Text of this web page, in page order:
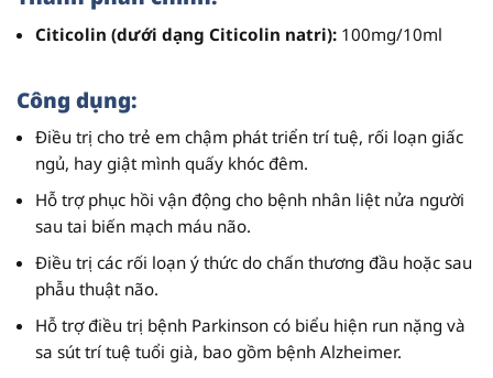
Citicolin (dưới dạng Citicolin natri): 100mg/10ml
Công dụng:
Điều trị cho trẻ em chậm phát triển trí tuệ, rối loạn giấc
ngủ, hay giật mình quấy khóc đêm.
Hỗ trợ phục hồi vận động cho bệnh nhân liệt nửa người
sau tai biến mạch máu não.
Điều trị các rối loạn ý thức do chấn thương đầu hoặc sau
phẫu thuật não.
Hỗ trợ điều trị bệnh Parkinson có biểu hiện run nặng và
sa sút trí tuệ tuổi già, bao gồm bệnh Alzheimer.